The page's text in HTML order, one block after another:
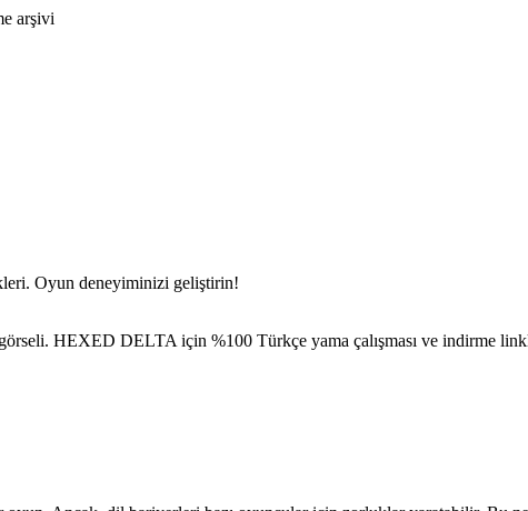
arşivi
Oyun deneyiminizi geliştirin!
HEXED DELTA için %100 Türkçe yama çalışması ve indirme